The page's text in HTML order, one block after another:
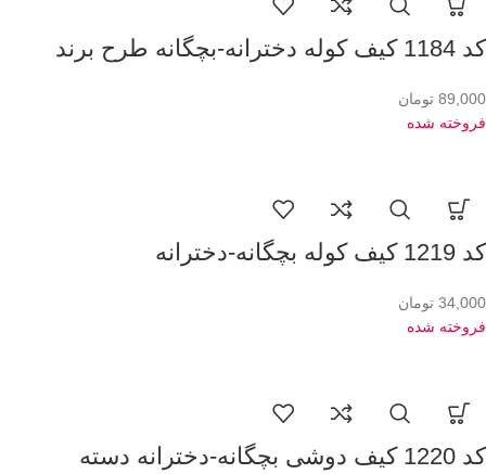
کد 1184 کیف کوله دخترانه-بچگانه طرح برند
89,000 تومان
فروخته شده
کد 1219 کیف کوله بچگانه-دخترانه
34,000 تومان
فروخته شده
کد 1220 کیف دوشی بچگانه-دخترانه دسته